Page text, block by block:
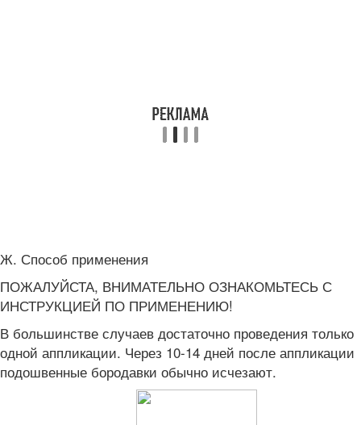
Ж. Способ применения
ПОЖАЛУЙСТА, ВНИМАТЕЛЬНО ОЗНАКОМЬТЕСЬ С
ИНСТРУКЦИЕЙ ПО ПРИМЕНЕНИЮ!
В большинстве случаев достаточно проведения только
одной аппликации. Через 10-14 дней после аппликации
подошвенные бородавки обычно исчезают.